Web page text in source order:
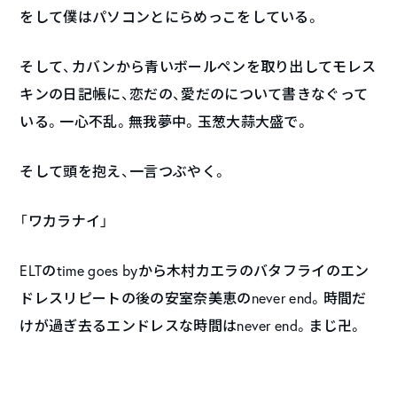
をして僕はパソコンとにらめっこをしている。
そして、カバンから青いボールペンを取り出してモレス
キンの日記帳に、恋だの、愛だのについて書きなぐって
いる。一心不乱。無我夢中。玉葱大蒜大盛で。
そして頭を抱え、一言つぶやく。
「ワカラナイ」
ELTのtime goes byから木村カエラのバタフライのエン
ドレスリピートの後の安室奈美恵のnever end。時間だ
けが過ぎ去るエンドレスな時間はnever end。まじ卍。